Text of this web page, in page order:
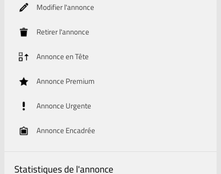
Modifier l'annonce
Retirer l'annonce
Annonce en Tête
Annonce Premium
Annonce Urgente
Annonce Encadrée
Statistiques de l'annonce